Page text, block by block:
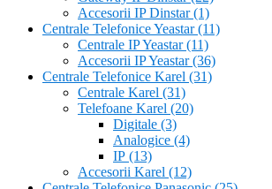
Accesorii IP Dinstar(1)
Centrale Telefonice Yeastar(11)
Centrale IP Yeastar(11)
Accesorii IP Yeastar(36)
Centrale Telefonice Karel (31)
Centrale Karel (31)
Telefoane Karel (20)
Digitale (3)
Analogice (4)
IP (13)
Accesorii Karel (12)